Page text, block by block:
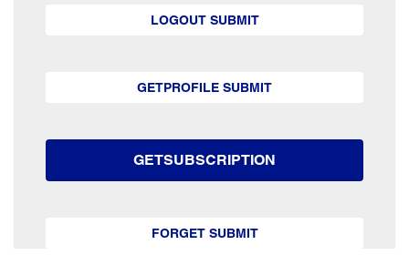
LOGOUT SUBMIT
GETPROFILE SUBMIT
GETSUBSCRIPTION
FORGET SUBMIT